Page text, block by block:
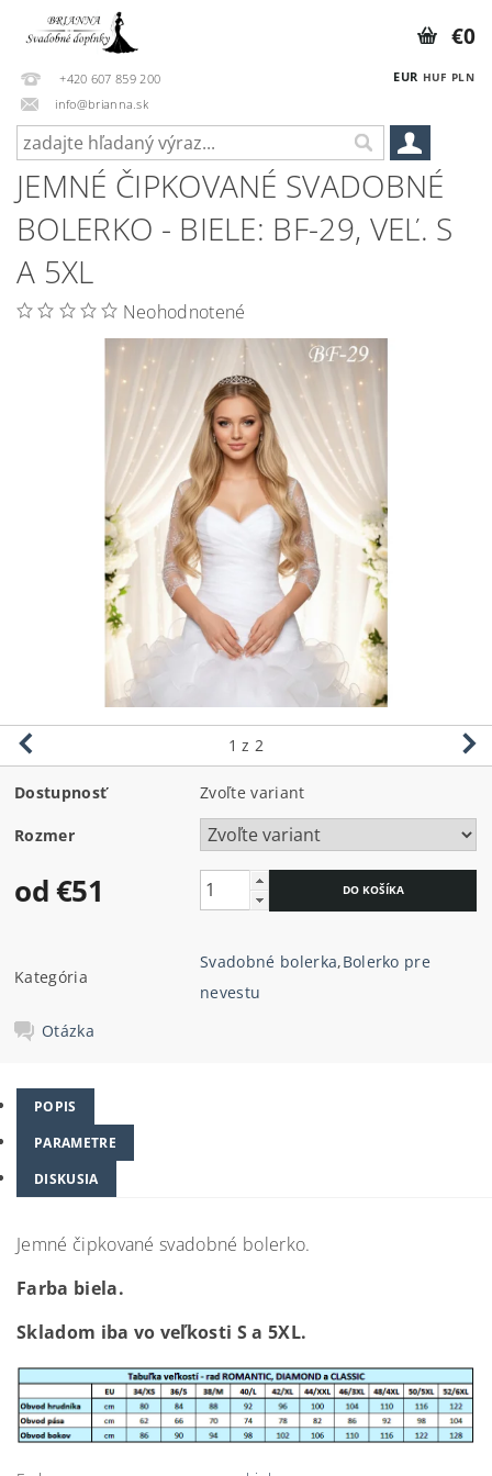
+420 607 859 200
info@brianna.sk
EUR HUF PLN
€0
JEMNÉ ČIPKOVANÉ SVADOBNÉ
BOLERKO - BIELE: BF-29, VEĽ. S
A 5XL
Neohodnotené
1 z 2
Dostupnosť Zvoľte variant
Rozmer
od €51
Kategória
Svadobné bolerka,Bolerko pre
nevestu
Otázka
POPIS
PARAMETRE
DISKUSIA
Jemné čipkované svadobné bolerko.
Farba biela.
Skladom iba vo veľkosti S a 5XL.